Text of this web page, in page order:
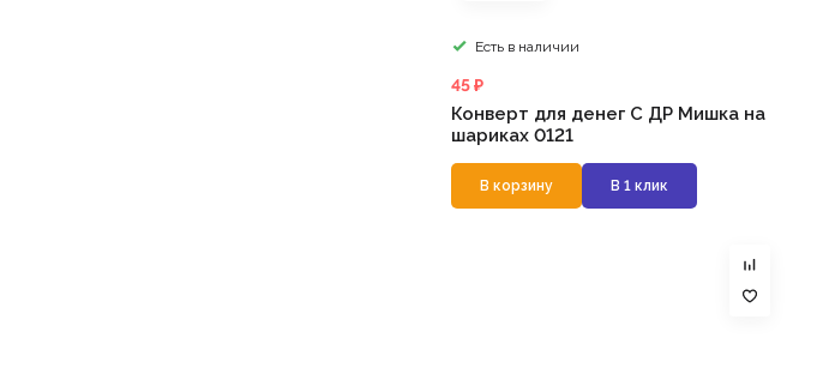
Есть в наличии
45 ₽
Конверт для денег С ДР Мишка на
шариках 0121
В корзину В 1 клик